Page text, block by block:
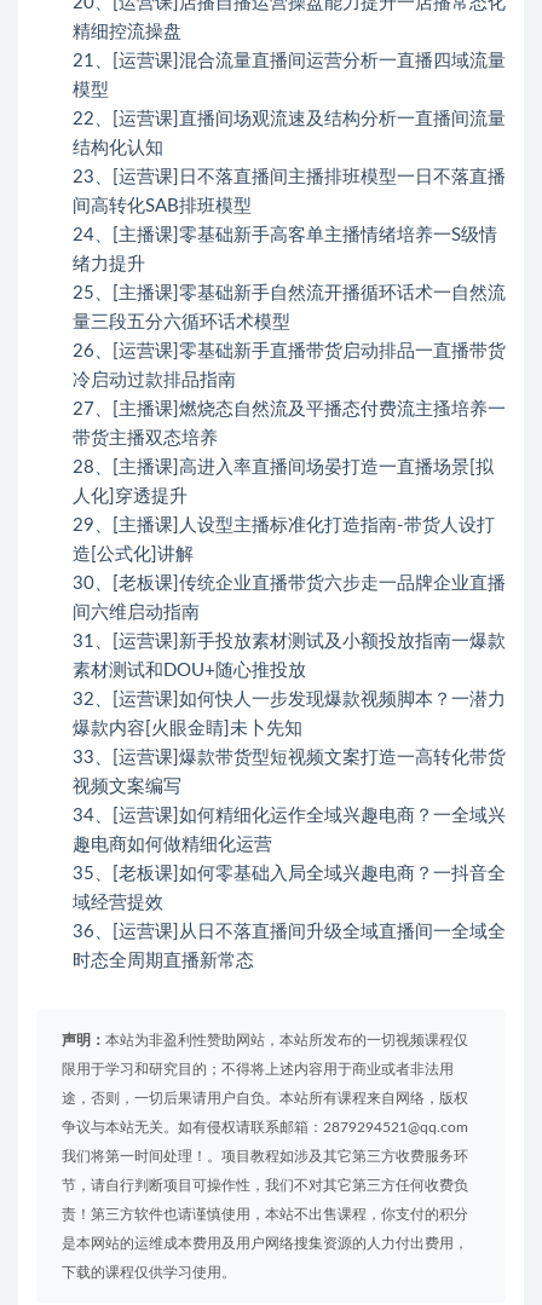
精细控流操盘
21、[运营课]混合流量直播间运营分析一直播四域流量
模型
22、[运营课]直播间场观流速及结构分析一直播间流量
结构化认知
23、[运营课]日不落直播间主播排班模型一日不落直播
间高转化SAB排班模型
24、[主播课]零基础新手高客单主播情绪培养一S级情
绪力提升
25、[主播课]零基础新手自然流开播循环话术一自然流
量三段五分六循环话术模型
26、[运营课]零基础新手直播带货启动排品一直播带货
冷启动过款排品指南
27、[主播课]燃烧态自然流及平播态付费流主搔培养一
带货主播双态培养
28、[主播课]高进入率直播间场晏打造一直播场景[拟
人化]穿透提升
29、[主播课]人设型主播标准化打造指南-带货人设打
造[公式化]讲解
30、[老板课]传统企业直播带货六步走一品牌企业直播
间六维启动指南
31、[运营课]新手投放素材测试及小额投放指南一爆款
素材测试和DOU+随心推投放
32、[运营课]如何快人一步发现爆款视频脚本？一潜力
爆款内容[火眼金睛]未卜先知
33、[运营课]爆款带货型短视频文案打造一高转化带货
视频文案编写
34、[运营课]如何精细化运作全域兴趣电商？一全域兴
趣电商如何做精细化运营
35、[老板课]如何零基础入局全域兴趣电商？一抖音全
域经营提效
36、[运营课]从日不落直播间升级全域直播间一全域全
时态全周期直播新常态
声明： 本站为非盈利性赞助网站，本站所发布的一切视频课程仅
限用于学习和研究目的；不得将上述内容用于商业或者非法用
途，否则，一切后果请用户自负。本站所有课程来自网络，版权
争议与本站无关。如有侵权请联系邮箱：2879294521@qq.com
我们将第一时间处理！。项目教程如涉及其它第三方收费服务环
节，请自行判断项目可操作性，我们不对其它第三方任何收费负
责！第三方软件也请谨慎使用，本站不出售课程，你支付的积分
是本网站的运维成本费用及用户网络搜集资源的人力付出费用，
下载的课程仅供学习使用。